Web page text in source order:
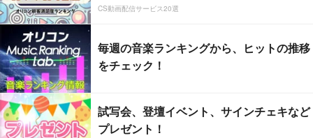
CS動画配信サービス20選
毎週の音楽ランキングから、ヒットの推移
をチェック！
試写会、登壇イベント、サインチェキなど
プレゼント！